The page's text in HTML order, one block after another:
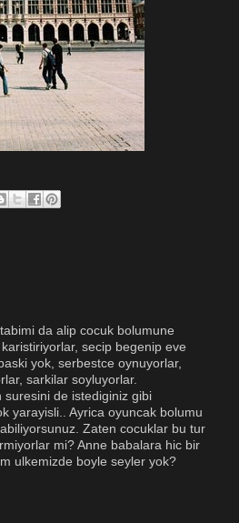
da alip cocuk bolumune
secip begenip eve
yok, serbestce oynuyorlar,
sarkilar soyluyorlar.
de istediginiz gibi
yarayisli.. Ayrica oyuncak bolumu
Zaten cocuklar bu tur
mi? Anne babalara hic bir
ulkemizde boyle seyler yok?